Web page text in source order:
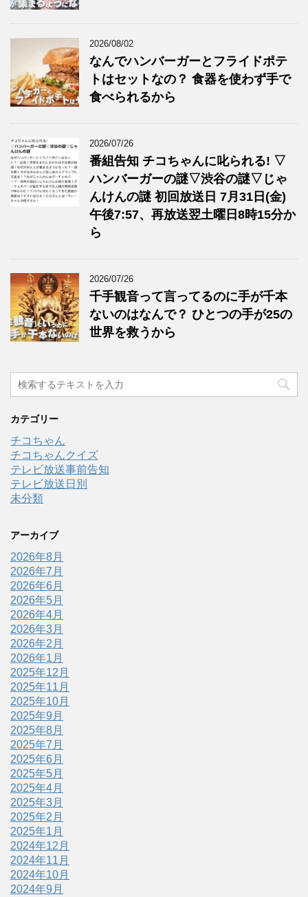
2026/08/02
なんでハンバーガーとフライドポテ
トはセットなの？ 食器を使わず手で
食べられるから
2026/07/26
番組告知 チコちゃんに叱られる! ▽
ハンバーガーの謎▽渋谷の謎▽じゃ
んけんの謎 初回放送日 7月31日(金)
午後7:57、再放送翌土曜日8時15分か
ら
2026/07/26
千手観音って言ってるのに手が千本
ないのはなんで？ ひとつの手が25の
世界を救うから
カテゴリー
チコちゃん
チコちゃんクイズ
テレビ放送事前告知
テレビ放送日別
未分類
アーカイブ
2026年8月
2026年7月
2026年6月
2026年5月
2026年4月
2026年3月
2026年2月
2026年1月
2025年12月
2025年11月
2025年10月
2025年9月
2025年8月
2025年7月
2025年6月
2025年5月
2025年4月
2025年3月
2025年2月
2025年1月
2024年12月
2024年11月
2024年10月
2024年9月